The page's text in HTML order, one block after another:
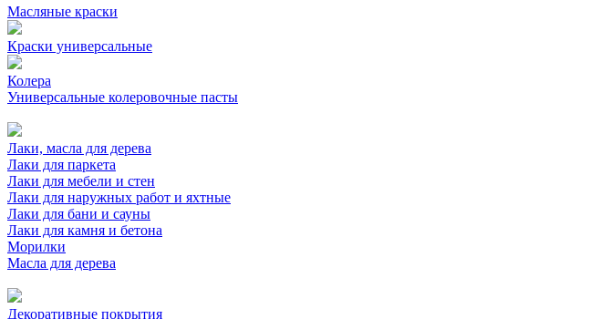
Масляные краски
Краски универсальные
Колера
Универсальные колеровочные пасты
Лаки, масла для дерева
Лаки для паркета
Лаки для мебели и стен
Лаки для наружных работ и яхтные
Лаки для бани и сауны
Лаки для камня и бетона
Морилки
Масла для дерева
Декоративные покрытия